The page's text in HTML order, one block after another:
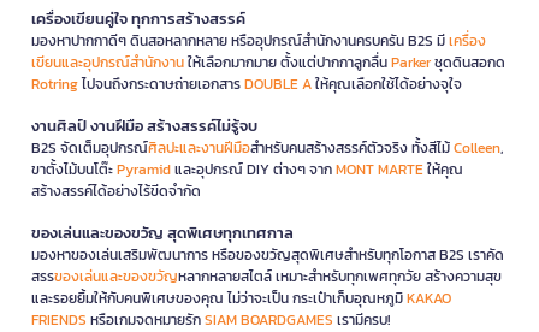
เครื่องเขียนคู่ใจ ทุกการสร้างสรรค์
มองหาปากกาดีๆ ดินสอหลากหลาย หรืออุปกรณ์สำนักงานครบครัน B2S มีเครื่อง
เขียนและอุปกรณ์สำนักงานให้เลือกมากมาย ตั้งแต่ปากกาลูกลื่นParkerชุดดินสอกด
Rotringไปจนถึงกระดาษถ่ายเอกสารDOUBLE Aให้คุณเลือกใช้ได้อย่างจุใจ
งานศิลป์ งานฝีมือ สร้างสรรค์ไม่รู้จบ
B2S จัดเต็มอุปกรณ์ศิลปะและงานฝีมือสำหรับคนสร้างสรรค์ตัวจริง ทั้งสีไม้Colleen,
ขาตั้งไม้บนโต๊ะPyramidและอุปกรณ์ DIY ต่างๆ จากMONT MARTEให้คุณ
สร้างสรรค์ได้อย่างไร้ขีดจำกัด
ของเล่นและของขวัญ สุดพิเศษทุกเทศกาล
มองหาของเล่นเสริมพัฒนาการ หรือของขวัญสุดพิเศษสำหรับทุกโอกาส B2S เราคัด
สรรของเล่นและของขวัญหลากหลายสไตล์ เหมาะสำหรับทุกเพศทุกวัย สร้างความสุข
และรอยยิ้มให้กับคนพิเศษของคุณ ไม่ว่าจะเป็น กระเป๋าเก็บอุณหภูมิKAKAO
FRIENDS หรือเกมจดหมายรักSIAM BOARDGAMES เรามีครบ!